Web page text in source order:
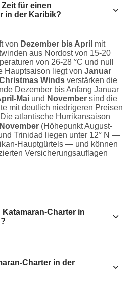
für einen
in der Karibik?
von Dezember bis April mit
aus Nordost von 15-20
von 26-28 °C und null
Hauptsaison liegt von Januar
Winds verstärken die
Dezember bis Anfang Januar
Mai und November sind die
mit deutlich niedrigeren Preisen
atlantische Hurrikansaison
(Höhepunkt August-
Trinidad liegen unter 12° N —
Hauptgürtels — und können
Versicherungsauflagen
Charter in
Charter in der